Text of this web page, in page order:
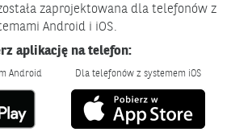
zaprojektowana dla telefonów z
Android i iOS.
aplikację na telefon:
Android Dla telefonów z systemem iOS
Otwiera
w
w